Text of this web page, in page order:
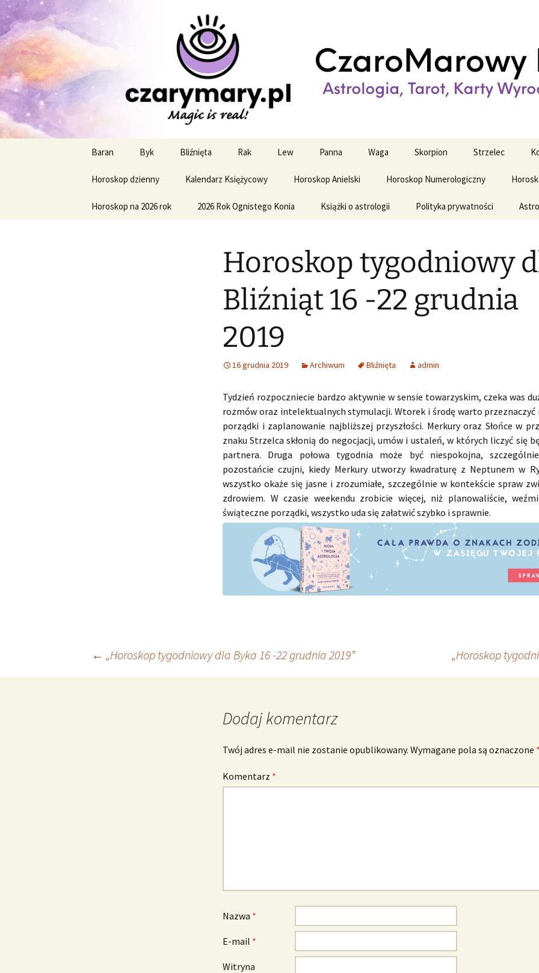
CzaroMarowy horoskop
miesięczny i tygodniowy
Profesjonalne przepowiednie astrologiczne
treści
Baran Byk Bliźnięta Rak Lew Panna Waga Skorpion Strzelec
Horoskop dzienny Kalendarz Księżycowy Horoskop Anielski Horoskop Numerologiczny
Horoskop na 2026 rok 2026 Rok Ognistego Konia Książki o astrologii Polityka prywatności
Horoskop tygodniowy
Bliźniąt 16 -22 grudnia
2019
16 grudnia 2019 Archiwum Bliźnięta admin
Tydzień rozpoczniecie bardzo aktywnie w sensie towarzyskim, czeka was
rozmów oraz intelektualnych stymulacji. Wtorek i środę warto przeznaczyć
porządki i zaplanowanie najbliższej przyszłości. Merkury oraz Słońce w
znaku Strzelca skłonią do negocjacji, umów i ustaleń, w których liczyć się
partnera. Druga połowa tygodnia może być niespokojna,
pozostańcie czujni, kiedy Merkury utworzy kwadraturę z Neptunem w
wszystko okaże się jasne i zrozumiałe, szczególnie w kontekście spraw
zdrowiem. W czasie weekendu zrobicie więcej, niż planowaliście,
świąteczne porządki, wszystko uda się załatwić szybko i sprawnie.
Nawigacja
← „Horoskop tygodniowy dla Byka 16 -22 grudnia 2019” „Horoskop
Dodaj komentarz
Twój adres e-mail nie zostanie opublikowany. Wymagane pola są oznaczone *
Komentarz *
Nazwa *
E-mail *
Witryna